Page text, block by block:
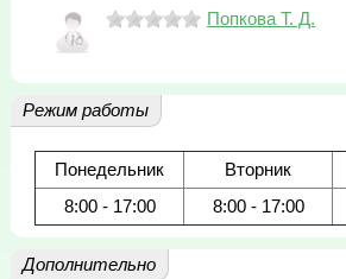
Попкова Т. Д.
Режим работы
Понедельник Вторник
8:00 - 17:00
8:00 - 17:00
Дополнительно